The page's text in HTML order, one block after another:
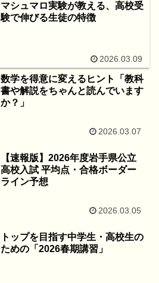
マシュマロ実験が教える、高校受
験で伸びる生徒の特徴
2026.03.09
数学を得意に変えるヒント「教科
書や解説をちゃんと読んでいます
か？」
2026.03.07
【速報版】2026年度岩手県公立
高校入試 平均点・合格ボーダー
ライン予想
2026.03.05
トップを目指す中学生・高校生の
ための「2026春期講習」